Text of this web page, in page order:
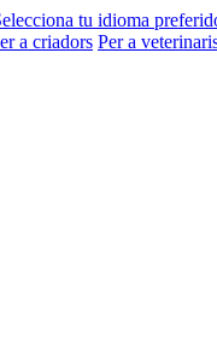
tu idioma
a criadors Per a